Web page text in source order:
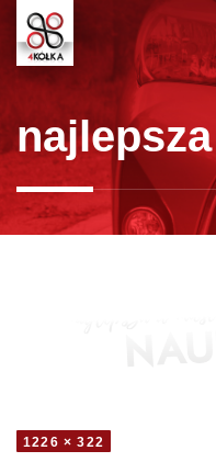
najlepsza
1226 × 322